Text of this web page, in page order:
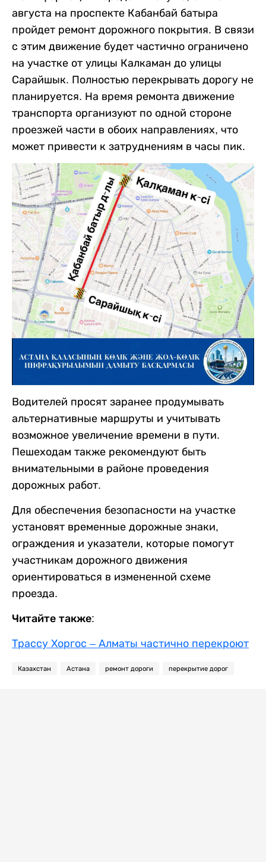
августа на проспекте Кабанбай батыра
пройдет ремонт дорожного покрытия. В связи
с этим движение будет частично ограничено
на участке от улицы Калкаман до улицы
Сарайшык. Полностью перекрывать дорогу не
планируется. На время ремонта движение
транспорта организуют по одной стороне
проезжей части в обоих направлениях, что
может привести к затруднениям в часы пик.
Водителей просят заранее продумывать
альтернативные маршруты и учитывать
возможное увеличение времени в пути.
Пешеходам также рекомендуют быть
внимательными в районе проведения
дорожных работ.
Для обеспечения безопасности на участке
установят временные дорожные знаки,
ограждения и указатели, которые помогут
участникам дорожного движения
ориентироваться в измененной схеме
проезда.
Читайте также:
Трассу Хоргос – Алматы частично перекроют
Казахстан Астана ремонт дороги перекрытие дорог